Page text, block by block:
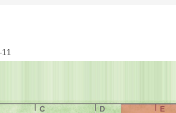
11